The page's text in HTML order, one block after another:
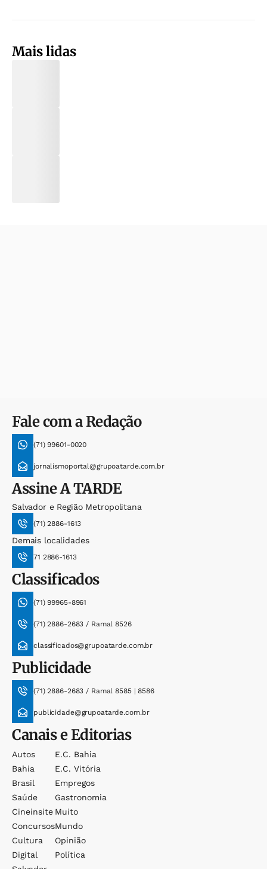
Mais lidas
Fale com a Redação
(71) 99601-0020
jornalismoportal@grupoatarde.com.br
AssineA TARDE
Salvador e Região Metropolitana
(71) 2886-1613
Demais localidades
71 2886-1613
Classificados
(71) 99965-8961
(71) 2886-2683 / Ramal 8526
classificados@grupoatarde.com.br
Publicidade
(71) 2886-2683 / Ramal 8585 | 8586
publicidade@grupoatarde.com.br
Canais e Editorias
Autos
Bahia
Brasil
Saúde
Cineinsite
Concursos
Cultura
Digital
E.c. Bahia
E.c. Vitória
Empregos
Gastronomia
Muito
Mundo
Opinião
Política